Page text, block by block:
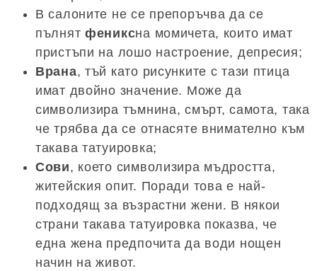
В салоните не се препоръчва да се
пълнятфениксна момичета, които имат
пристъпи на лошо настроение, депресия;
Врана, тъй като рисунките с тази птица
имат двойно значение. Може да
символизира тъмнина, смърт, самота, така
че трябва да се отнасяте внимателно към
такава татуировка;
Сови, което символизира мъдростта,
житейския опит. Поради това е най-
подходящ за възрастни жени. В някои
страни такава татуировка показва, че
една жена предпочита да води нощен
начин на живот.